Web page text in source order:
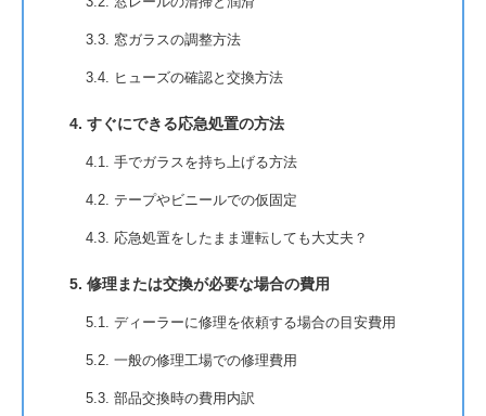
3.3. 窓ガラスの調整方法
3.4. ヒューズの確認と交換方法
4. すぐにできる応急処置の方法
4.1. 手でガラスを持ち上げる方法
4.2. テープやビニールでの仮固定
4.3. 応急処置をしたまま運転しても大丈夫？
5. 修理または交換が必要な場合の費用
5.1. ディーラーに修理を依頼する場合の目安費用
5.2. 一般の修理工場での修理費用
5.3. 部品交換時の費用内訳